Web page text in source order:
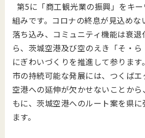
第5に「商工観光業の振興」をキ
組みです。コロナの終息が見込めな
落ち込み、コミュニティ機能は衰
ら、茨城空港及び空のえき「そ・
にぎわいづくりを推進して参りま
市の持続可能な発展には、つくば
空港への延伸が欠かせないことから
もに、茨城空港へのルート案を県に
ます。